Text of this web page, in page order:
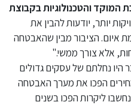
המוקד והטכנולוגיות בקבוצת
יותר, יודעות להבין את
איום. הציבור מבין שהאבטחה
אלא צורך ממשי."
נחלתם של עסקים גדולים
הפכו את מערך האבטחה
ליקרות הפכו בשנים